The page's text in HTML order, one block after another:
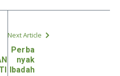
Next Article
Perba
nyak
Ibadah